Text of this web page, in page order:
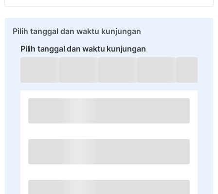
Pilih tanggal dan waktu kunjungan
Pilih tanggal dan waktu kunjungan